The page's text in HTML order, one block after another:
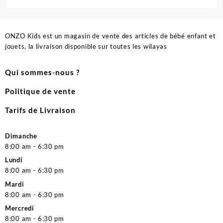
ONZO Kids est un magasin de vente des articles de bébé enfant et
jouets, la livraison disponible sur toutes les wilayas
Qui sommes-nous ?
Politique de vente
Tarifs de Livraison
Dimanche
8:00 am - 6:30 pm
Lundi
8:00 am - 6:30 pm
Mardi
8:00 am - 6:30 pm
Mercredi
8:00 am - 6:30 pm